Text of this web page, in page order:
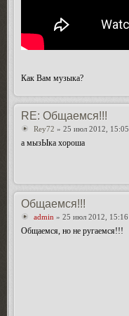
Как Вам музыка?
RE: Общаемся!!!
Rey72 » 25 июл 2012, 15:05
а мызЫка хороша
Общаемся!!!
admin » 25 июл 2012, 15:16
Общаемся, но не ругаемся!!!